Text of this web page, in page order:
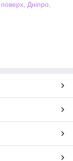
Дніпро,